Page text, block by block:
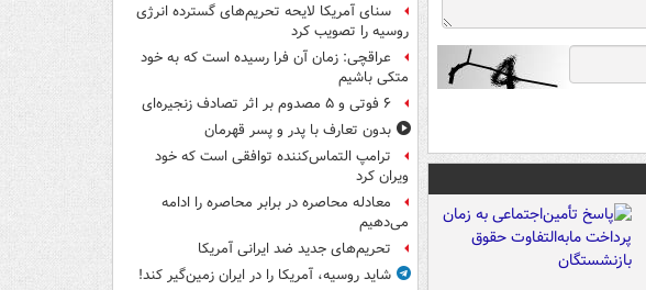
سنای آمریکا لایحه تحریم‌های گسترده انرژی
روسیه را تصویب کرد
عراقچی: زمان آن فرا رسیده است که به خود
متکی باشیم
۶ فوتی و ۵ مصدوم بر اثر تصادف زنجیره‌ای
بدون تعارف با پدر و پسر قهرمان
ترامپ التماس‌کننده توافقی است که خود
ویران کرد
معادله محاصره در برابر محاصره را ادامه
می‌دهیم
تحریم‌های جدید ضد ایرانی آمریکا
شاید روسیه، آمریکا را در ایران زمین‌گیر کند!